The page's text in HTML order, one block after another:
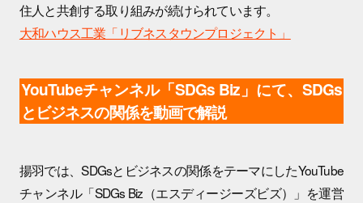
住人と共創する取り組みが続けられています。
大和ハウス工業「リブネスタウンプロジェクト」
YouTubeチャンネル「SDGs Biz」にて、SDGs
とビジネスの関係を動画で解説
揚羽では、SDGsとビジネスの関係をテーマにしたYouTube
チャンネル「SDGs Biz（エスディージーズビズ）」を運営